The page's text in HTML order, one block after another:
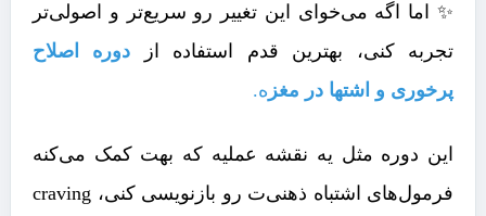
✨ اما اگه می‌خوای این تغییر رو سریع‌تر و اصولی‌تر
تجربه کنی، بهترین قدم استفاده از دوره اصلاح
پرخوری و اشتها در مغز ه.
این دوره مثل یه نقشه عملیه که بهت کمک می‌کنه
فرمول‌های اشتباه ذهنی‌ت رو بازنویسی کنی، craving